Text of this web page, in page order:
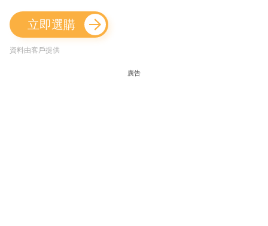
立即選購
資料由客戶提供
廣告